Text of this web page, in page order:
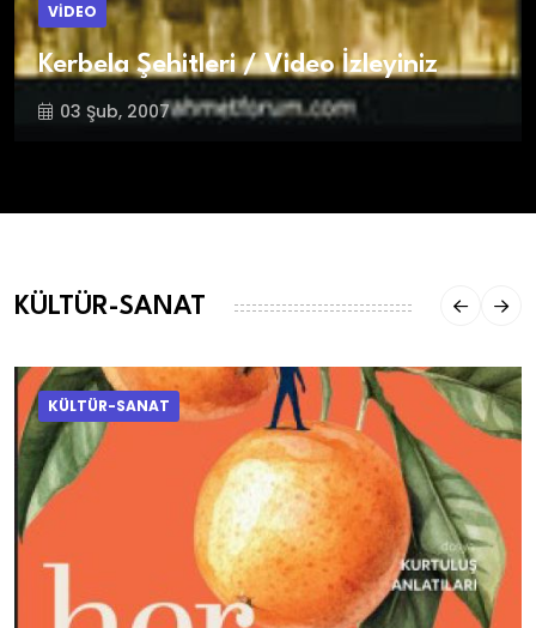
VİDEO
Kerbela Şehitleri / Video İzleyiniz
03 Şub, 2007
KÜLTÜR-SANAT
KÜLTÜR-SANAT